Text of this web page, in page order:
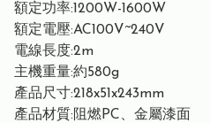
額定功率:1200W-1600W
額定電壓:AC100V~240V
電線長度:2m
主機重量:約580g
產品尺寸:218x51x243mm
產品材質:阻燃PC、金屬漆面